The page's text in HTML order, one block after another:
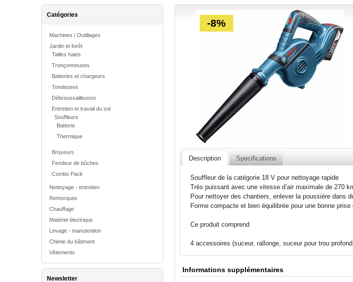
Catégories
Machines / Outillages
Jardin et forêt
Tailles haies
Tronçonneuses
Batteries et chargeurs
Tondeuses
Débroussailleuses
Entretien et travail du sol
Souffleurs
Batterie
Thermique
Broyeurs
Fendeur de bûches
Combo Pack
Nettoyage - entretien
Remorques
Chauffage
Matériel électrique
Levage - manutention
Chimie du bâtiment
Vêtements
Newsletter
-8%
Description Specifications
Souffleur de la catégorie 18 V pour nettoyage rapide
Très puissant avec une vitesse d’air maximale de 270
Pour nettoyer des chantiers, enlever la poussière dans
Forme compacte et bien équilibrée pour une bonne
Ce produit comprend
4 accessoires (suceur, rallonge, suceur pour trou
Informations supplémentaires